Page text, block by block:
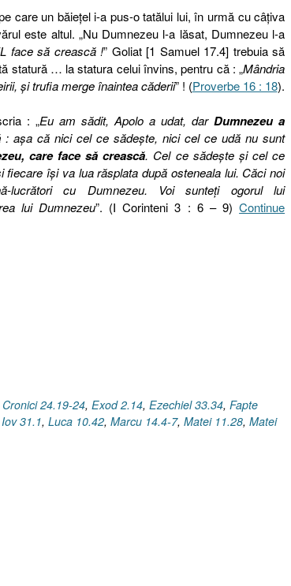
care un băieţel i-a pus-o tatălui lui, în urmă cu câţiva
este altul. „Nu Dumnezeu l-a lăsat, Dumnezeu l-a
face să crească !” Goliat [1 Samuel 17.4] trebuia să
statură … la statura celui învins, pentru că : „Mândria
şi trufia merge înaintea căderii” ! (Proverbe 16 : 18).
: „Eu am sădit, Apolo a udat, darDumnezeu a
: aşa că nici cel ce sădeşte, nici cel ce udă nu sunt
care face să crească. Cel ce sădeşte şi cel ce
fiecare îşi va lua răsplata după osteneala lui. Căci noi
lucrători cu Dumnezeu. Voi sunteţi ogorul lui
lui Dumnezeu”. (I Corinteni 3 : 6 – 9)Continue
24.19-24, Exod 2.14, Ezechiel 33.34, Fapte
Iov 31.1, Luca 10.42, Marcu 14.4-7, Matei 11.28, Matei